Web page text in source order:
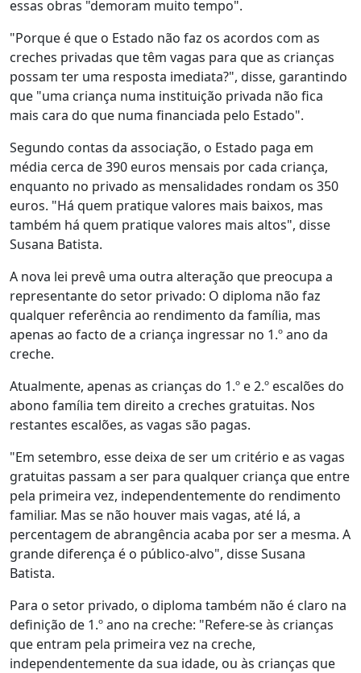
essas obras "demoram muito tempo".
"Porque é que o Estado não faz os acordos com as
creches privadas que têm vagas para que as crianças
possam ter uma resposta imediata?", disse, garantindo
que "uma criança numa instituição privada não fica
mais cara do que numa financiada pelo Estado".
Segundo contas da associação, o Estado paga em
média cerca de 390 euros mensais por cada criança,
enquanto no privado as mensalidades rondam os 350
euros. "Há quem pratique valores mais baixos, mas
também há quem pratique valores mais altos", disse
Susana Batista.
A nova lei prevê uma outra alteração que preocupa a
representante do setor privado: O diploma não faz
qualquer referência ao rendimento da família, mas
apenas ao facto de a criança ingressar no 1.º ano da
creche.
Atualmente, apenas as crianças do 1.º e 2.º escalões do
abono família tem direito a creches gratuitas. Nos
restantes escalões, as vagas são pagas.
"Em setembro, esse deixa de ser um critério e as vagas
gratuitas passam a ser para qualquer criança que entre
pela primeira vez, independentemente do rendimento
familiar. Mas se não houver mais vagas, até lá, a
percentagem de abrangência acaba por ser a mesma. A
grande diferença é o público-alvo", disse Susana
Batista.
Para o setor privado, o diploma também não é claro na
definição de 1.º ano na creche: "Refere-se às crianças
que entram pela primeira vez na creche,
independentemente da sua idade, ou às crianças que